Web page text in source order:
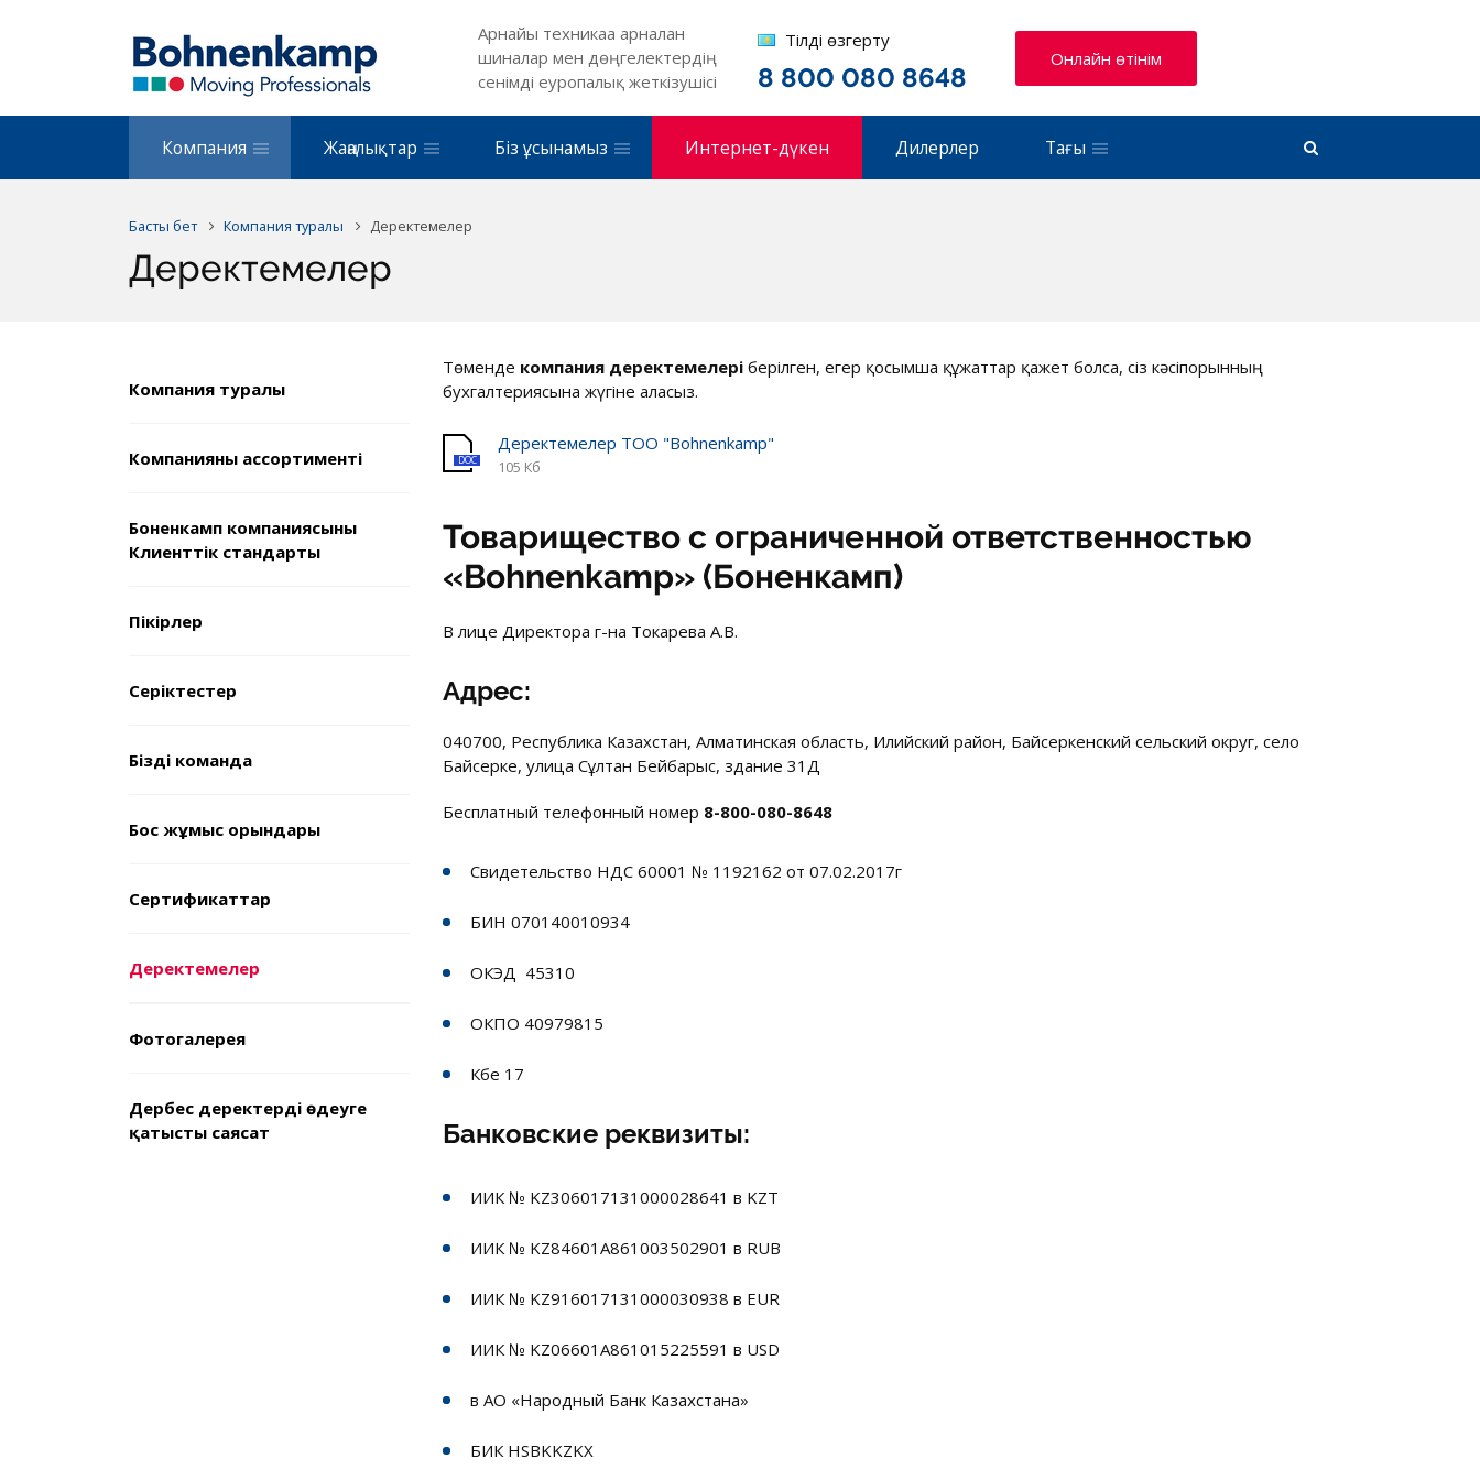
Арнайы техникаға арналған
шиналар мен дөңгелектердің
сенімді еуропалық жеткізушісі
Тілді өзгерту
8 800 080 8648
Онлайн өтінім
Компания Жаңалықтар Біз ұсынамыз Интернет-дүкен Дилерлер Тағы
Басты бет Компания туралы Деректемелер
Деректемелер
Компания туралы
Компанияның ассортименті
Боненкамп компаниясының
Клиенттік стандарты
Пікірлер
Серіктестер
Біздің команда
Бос жұмыс орындары
Сертификаттар
Деректемелер
Фотогалерея
Дербес деректерді өңдеуге
қатысты саясат
Төменде компания деректемелері берілген, егер қосымша құжаттар қажет болса, сіз кәсіпорынның
бухгалтериясына жүгіне аласыз.
Деректемелер ТОО "Bohnenkamp"
105 Кб
Товарищество с ограниченной ответственностью
«Bohnenkamp» (Боненкамп)
В лице Директора г-на Токарева А.В.
Адрес:
040700, Республика Казахстан, Алматинская область, Илийский район, Байсеркенский сельский округ, село
Байсерке, улица Сұлтан Бейбарыс, здание 31Д
Бесплатный телефонный номер 8-800-080-8648
Свидетельство НДС 60001 № 1192162 от 07.02.2017г
БИН 070140010934
ОКЭД 45310
ОКПО 40979815
Кбе 17
Банковские реквизиты:
ИИК № KZ306017131000028641 в KZT
ИИК № KZ84601A861003502901 в RUB
ИИК № KZ916017131000030938 в EUR
ИИК № KZ06601A861015225591 в USD
в АО «Народный Банк Казахстана»
БИК HSBKKZKX